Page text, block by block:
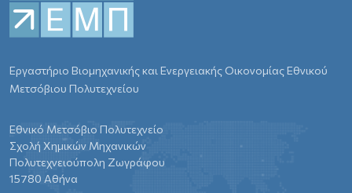
Εργαστήριο Βιομηχανικής και Ενεργειακής Οικονομίας Εθνικού
Μετσόβιου Πολυτεχνείου
Εθνικό Μετσόβιο Πολυτεχνείο
Σχολή Χημικών Μηχανικών
Πολυτεχνειούπολη Ζωγράφου
15780 Αθήνα